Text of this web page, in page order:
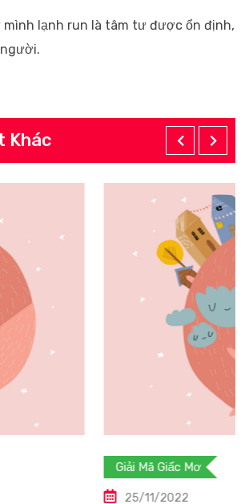
mình lạnh run là tâm tư được ổn định,
Khác